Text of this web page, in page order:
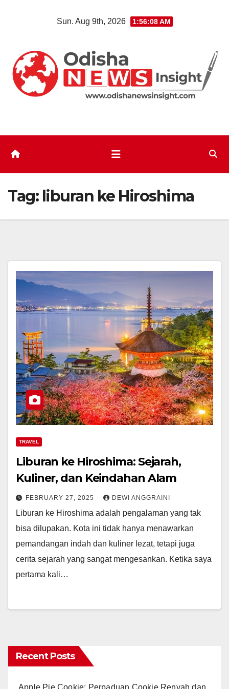
Sun. Aug 9th, 2026 1:56:09 AM
Tag: liburan ke Hiroshima
TRAVEL
Liburan ke Hiroshima: Sejarah,
Kuliner, dan Keindahan Alam
FEBRUARY 27, 2025 DEWI ANGGRAINI
Liburan ke Hiroshima adalah pengalaman yang tak
bisa dilupakan. Kota ini tidak hanya menawarkan
pemandangan indah dan kuliner lezat, tetapi juga
cerita sejarah yang sangat mengesankan. Ketika saya
pertama kali…
Recent Posts